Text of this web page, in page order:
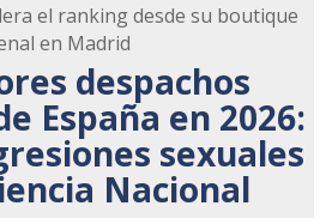
el ranking desde su boutique
en Madrid
despachos
España en 2026:
sexuales
Nacional